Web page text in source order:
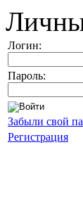
Логин:
Пароль:
Забыли свой
Регистрация